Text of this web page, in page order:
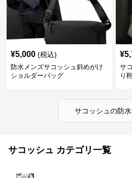
¥5,000 (税込)
防水メンズサコッシュ斜めがけ
ショルダーバッグ
¥
サ
り
サコッシュ の防水
サコッシュ カテゴリ一覧